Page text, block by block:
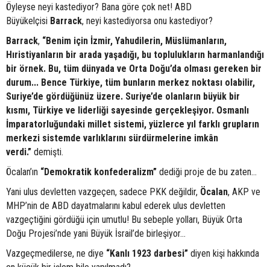
Öyleyse neyi kastediyor? Bana göre çok net! ABD
Büyükelçisi Barrack, neyi kastediyorsa onu kastediyor?
Barrack, “Benim için İzmir, Yahudilerin, Müslümanların,
Hıristiyanların bir arada yaşadığı, bu toplulukların harmanlandığı
bir örnek. Bu, tüm dünyada ve Orta Doğu’da olması gereken bir
durum... Bence Türkiye, tüm bunların merkez noktası olabilir,
Suriye’de gördüğünüz üzere. Suriye’de olanların büyük bir
kısmı, Türkiye ve liderliği sayesinde gerçekleşiyor. Osmanlı
İmparatorluğundaki millet sistemi, yüzlerce yıl farklı grupların
merkezi sistemde varlıklarını sürdürmelerine imkân
verdi.” demişti.
Öcalan’ın “Demokratik konfederalizm” dediği proje de bu zaten...
Yani ulus devletten vazgeçen, sadece PKK değildir, Öcalan, AKP ve
MHP’nin de ABD dayatmalarını kabul ederek ulus devletten
vazgeçtiğini gördüğü için umutlu! Bu sebeple yolları, Büyük Orta
Doğu Projesi’nde yani Büyük İsrail’de birleşiyor...
Vazgeçmedilerse, ne diye “Kanlı 1923 darbesi” diyen kişi hakkında